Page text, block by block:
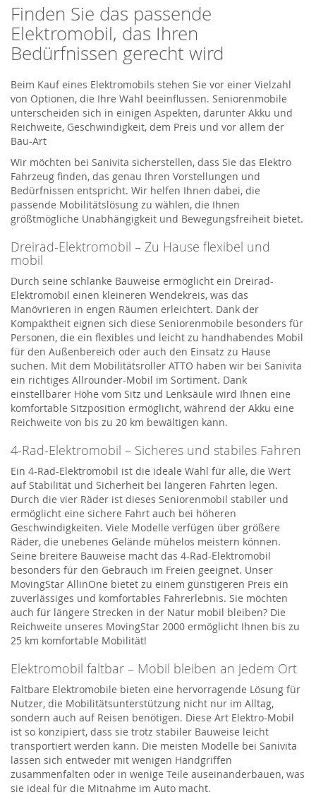
Finden Sie das passende
Elektromobil, das Ihren
Bedürfnissen gerecht wird
Beim Kauf eines Elektromobils stehen Sie vor einer Vielzahl
von Optionen, die Ihre Wahl beeinflussen. Seniorenmobile
unterscheiden sich in einigen Aspekten, darunter Akku und
Reichweite, Geschwindigkeit, dem Preis und vor allem der
Bau-Art
Wir möchten bei Sanivita sicherstellen, dass Sie das Elektro
Fahrzeug finden, das genau Ihren Vorstellungen und
Bedürfnissen entspricht. Wir helfen Ihnen dabei, die
passende Mobilitätslösung zu wählen, die Ihnen
größtmögliche Unabhängigkeit und Bewegungsfreiheit bietet.
Dreirad-Elektromobil – Zu Hause flexibel und
mobil
Durch seine schlanke Bauweise ermöglicht ein Dreirad-
Elektromobil einen kleineren Wendekreis, was das
Manövrieren in engen Räumen erleichtert. Dank der
Kompaktheit eignen sich diese Seniorenmobile besonders für
Personen, die ein flexibles und leicht zu handhabendes Mobil
für den Außenbereich oder auch den Einsatz zu Hause
suchen. Mit dem Mobilitätsroller ATTO haben wir bei Sanivita
ein richtiges Allrounder-Mobil im Sortiment. Dank
einstellbarer Höhe vom Sitz und Lenksäule wird Ihnen eine
komfortable Sitzposition ermöglicht, während der Akku eine
Reichweite von bis zu 20 km bewältigen kann.
4-Rad-Elektromobil – Sicheres und stabiles Fahren
Ein 4-Rad-Elektromobil ist die ideale Wahl für alle, die Wert
auf Stabilität und Sicherheit bei längeren Fahrten legen.
Durch die vier Räder ist dieses Seniorenmobil stabiler und
ermöglicht eine sichere Fahrt auch bei höheren
Geschwindigkeiten. Viele Modelle verfügen über größere
Räder, die unebenes Gelände mühelos meistern können.
Seine breitere Bauweise macht das 4-Rad-Elektromobil
besonders für den Gebrauch im Freien geeignet. Unser
MovingStar AllinOne bietet zu einem günstigeren Preis ein
zuverlässiges und komfortables Fahrerlebnis. Sie möchten
auch für längere Strecken in der Natur mobil bleiben? Die
Reichweite unseres MovingStar 2000 ermöglicht Ihnen bis zu
25 km komfortable Mobilität!
Elektromobil faltbar – Mobil bleiben an jedem Ort
Faltbare Elektromobile bieten eine hervorragende Lösung für
Nutzer, die Mobilitätsunterstützung nicht nur im Alltag,
sondern auch auf Reisen benötigen. Diese Art Elektro-Mobil
ist so konzipiert, dass sie trotz stabiler Bauweise leicht
transportiert werden kann. Die meisten Modelle bei Sanivita
lassen sich entweder mit wenigen Handgriffen
zusammenfalten oder in wenige Teile auseinanderbauen, was
sie ideal für die Mitnahme im Auto macht.